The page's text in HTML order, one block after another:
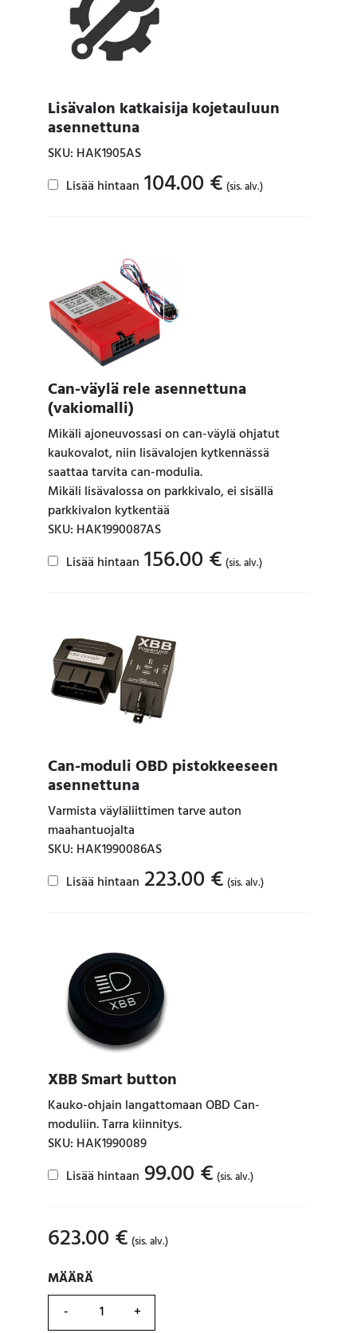
Lisävalon katkaisija kojetauluun
asennettuna
SKU: HAK1905AS
Lisää hintaan 104.00 € (sis. alv.)
Can-väylä rele asennettuna
(vakiomalli)
Mikäli ajoneuvossasi on can-väylä ohjatut
kaukovalot, niin lisävalojen kytkennässä
saattaa tarvita can-modulia.
Mikäli lisävalossa on parkkivalo, ei sisällä
parkkivalon kytkentää
SKU: HAK1990087AS
Lisää hintaan 156.00 € (sis. alv.)
Can-moduli OBD pistokkeeseen
asennettuna
Varmista väyläliittimen tarve auton
maahantuojalta
SKU: HAK1990086AS
Lisää hintaan 223.00 € (sis. alv.)
XBB Smart button
Kauko-ohjain langattomaan OBD Can-
moduliin. Tarra kiinnitys.
SKU: HAK1990089
Lisää hintaan 99.00 € (sis. alv.)
623.00 € (sis. alv.)
MÄÄRÄ
MÄÄRÄ